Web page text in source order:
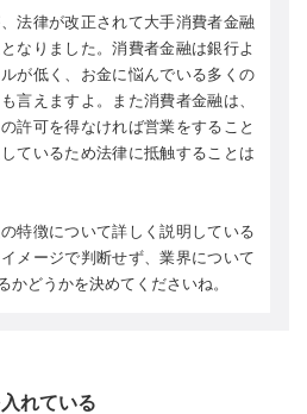
法律が改正されて大手消費者金融
なりました。消費者金融は銀行よ
が低く、お金に悩んでいる多くの
言えますよ。また消費者金融は、
許可を得なければ営業をすること
ているため法律に抵触することは
特徴について詳しく説明している
メージで判断せず、業界について
かどうかを決めてくださいね。
れている